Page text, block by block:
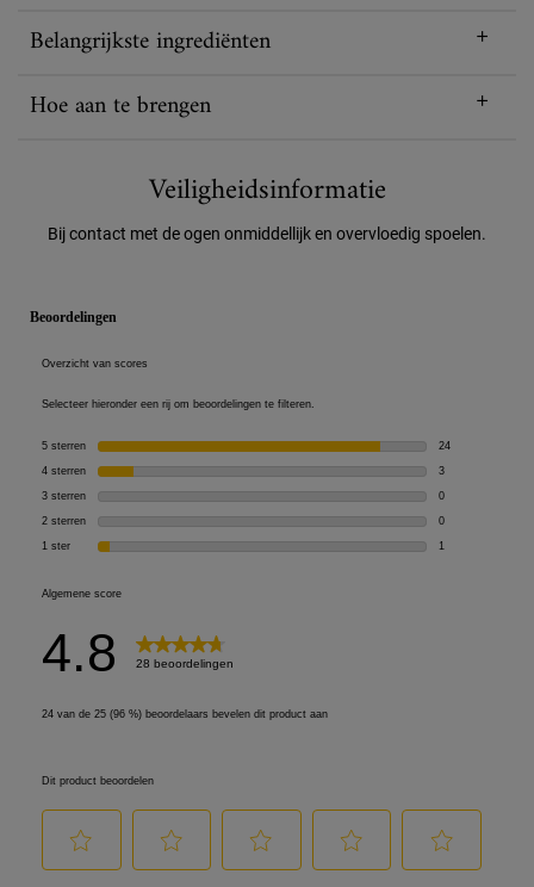
Belangrijkste ingrediënten
Hoe aan te brengen
Veiligheidsinformatie
Bij contact met de ogen onmiddellijk en overvloedig spoelen.